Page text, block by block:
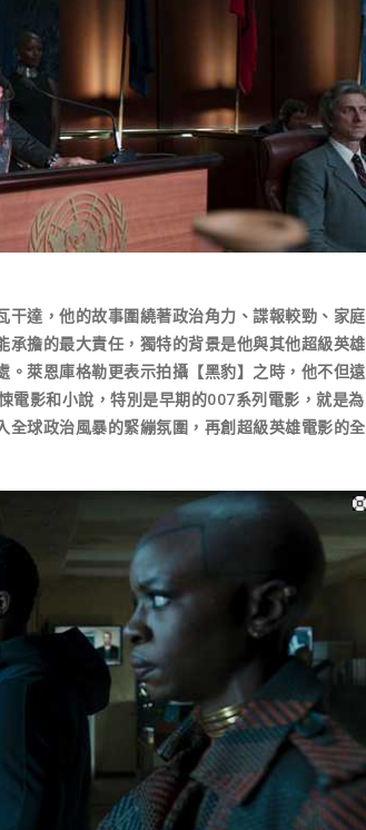
達，他的故事圍繞著政治角力、諜報較勁、家庭
擔的最大責任，獨特的背景是他與其他超級英雄
萊恩庫格勒更表示拍攝【黑豹】之時，他不但遠
電影和小說，特別是早期的007系列電影，就是為
全球政治風暴的緊繃氛圍，再創超級英雄電影的全